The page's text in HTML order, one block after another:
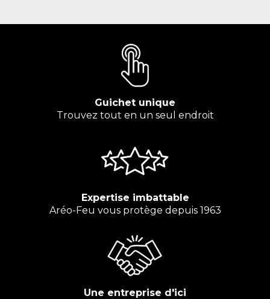
Guichet unique
Trouvez tout en un seul endroit
Expertise imbattable
Aréo-Feu vous protège depuis 1963
Une entreprise d'ici